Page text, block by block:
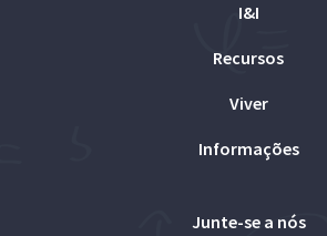
I&I
Recursos
Viver
Informações
Junte-se a nós